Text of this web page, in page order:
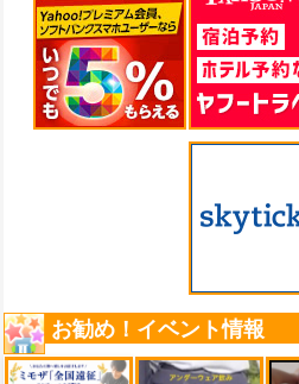
お勧め！イベント情報